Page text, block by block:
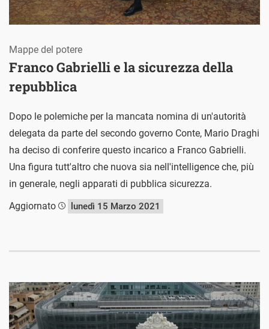
Franco Gabrielli e la sicurezza della
repubblica
Mappe del potere
Dopo le polemiche per la mancata nomina di un'autorità
delegata da parte del secondo governo Conte, Mario Draghi
ha deciso di conferire questo incarico a Franco Gabrielli.
Una figura tutt'altro che nuova sia nell'intelligence che, più
in generale, negli apparati di pubblica sicurezza.
Aggiornato
lunedì 15 Marzo 2021